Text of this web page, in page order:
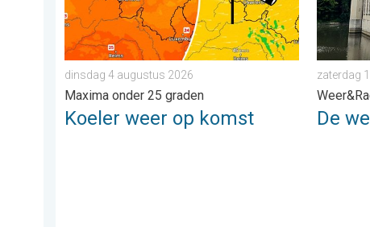
dinsdag 4 augustus 2026
Maxima onder 25 graden
Koeler weer op komst
zaterdag
De